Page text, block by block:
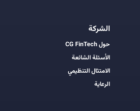
الشركة
حول CG FinTech
الأسئلة الشائعة
الامتثال التنظيمي
الرعاية